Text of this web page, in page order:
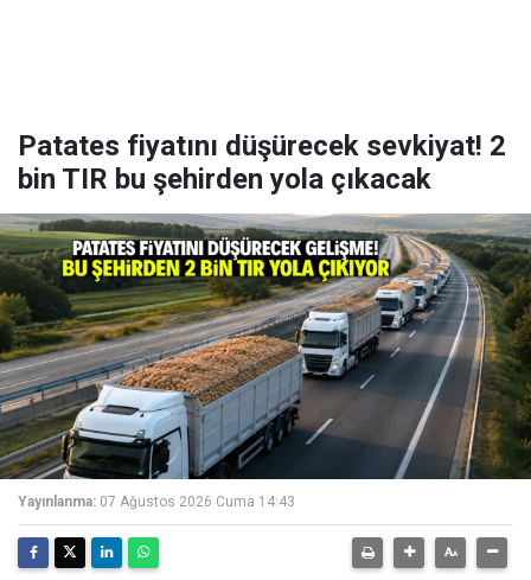
Patates fiyatını düşürecek sevkiyat! 2
bin TIR bu şehirden yola çıkacak
Yayınlanma: 07 Ağustos 2026 Cuma 14:43